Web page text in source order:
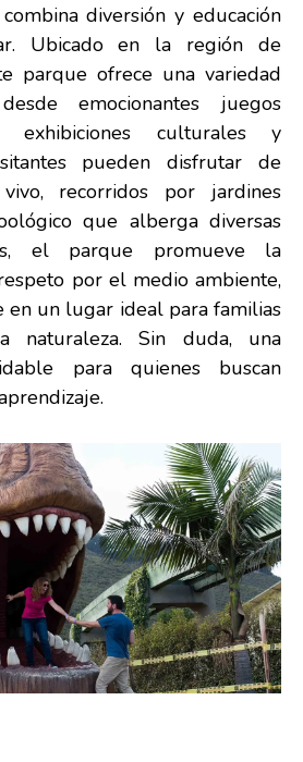
diversión y educación
Ubicado en la región de
parque ofrece una variedad
emocionantes juegos
exhibiciones culturales y
pueden disfrutar de
recorridos por jardines
que alberga diversas
el parque promueve la
por el medio ambiente,
en un lugar ideal para familias
naturaleza. Sin duda, una
para quienes buscan